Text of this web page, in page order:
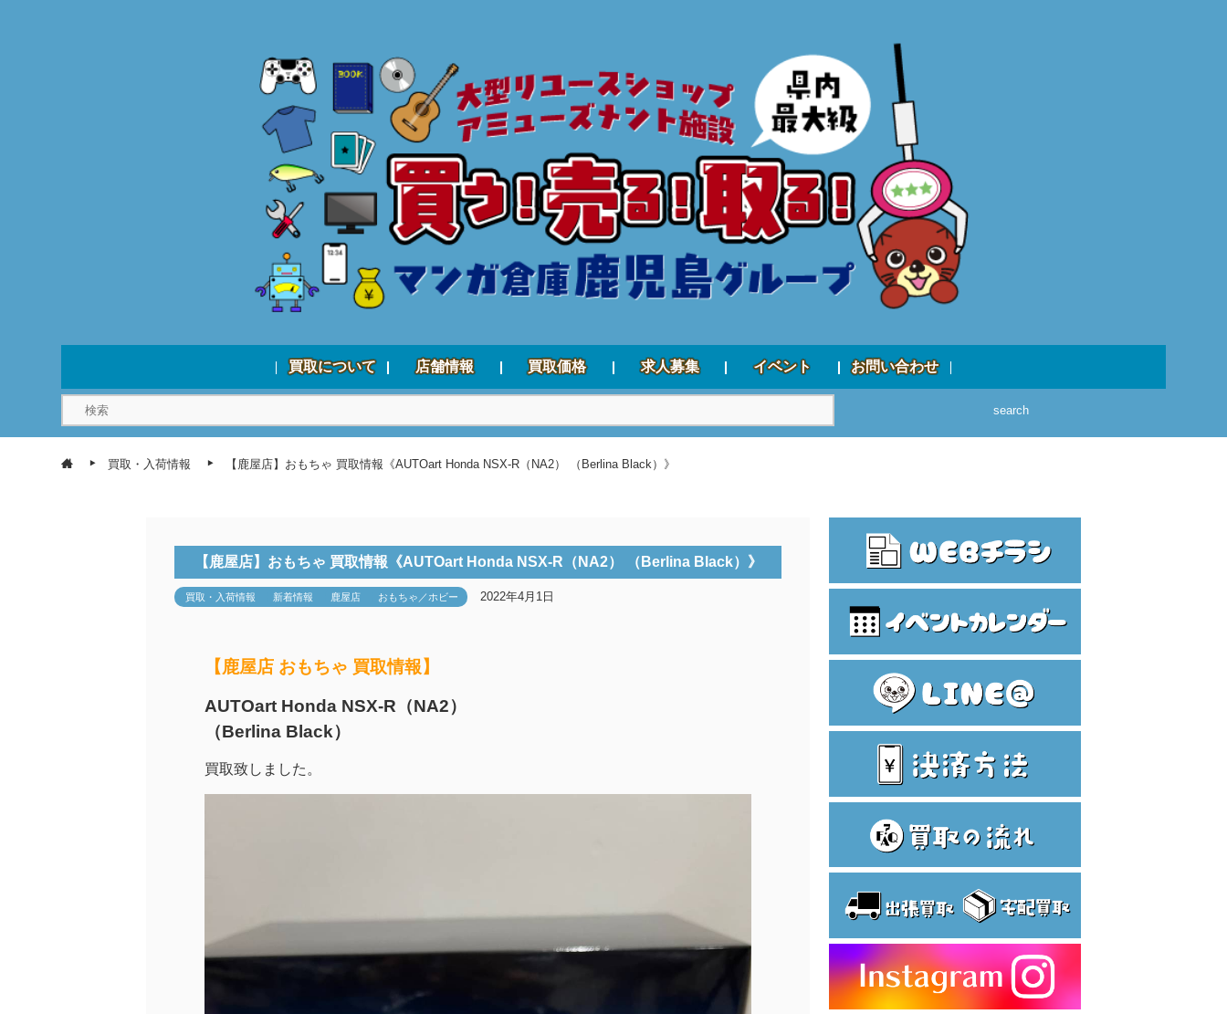
買取について 店舗情報 買取価格 求人募集 イベント お問い合わせ
search
買取・入荷情報 【鹿屋店】おもちゃ 買取情報《AUTOart Honda NSX-R（NA2） （Berlina Black）》
【鹿屋店】おもちゃ 買取情報《AUTOart Honda NSX-R（NA2） （Berlina Black）》
買取・入荷情報 新着情報 鹿屋店 おもちゃ／ホビー 2022年4月1日
【鹿屋店 おもちゃ 買取情報】
AUTOart Honda NSX-R（NA2）
（Berlina Black）
買取致しました。